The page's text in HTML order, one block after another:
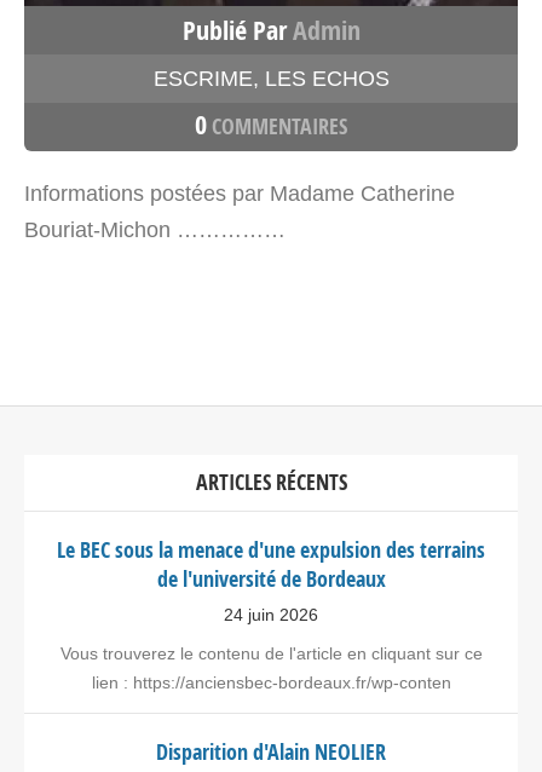
Publié ParAdmin
ESCRIME, LES ECHOS
0 COMMENTAIRES
Informations postées par Madame Catherine
Bouriat-Michon ……………
ARTICLES RÉCENTS
Le BEC sous la menace d'une expulsion des terrains
de l'université de Bordeaux
24 juin 2026
Vous trouverez le contenu de l'article en cliquant sur ce
lien : https://anciensbec-bordeaux.fr/wp-conten
Disparition d'Alain NEOLIER